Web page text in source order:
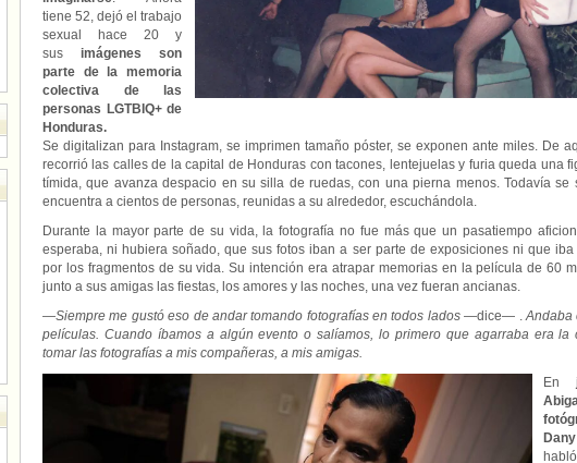
tiene 52, dejó el trabajo
sexual hace 20 y
sus imágenes son
parte de la memoria
colectiva de las
personas LGTBIQ+ de
Honduras.
Se digitalizan para Instagram, se imprimen tamaño póster, se exponen ante miles. De
recorrió las calles de la capital de Honduras con tacones, lentejuelas y furia queda una
tímida, que avanza despacio en su silla de ruedas, con una pierna menos. Todavía se
encuentra a cientos de personas, reunidas a su alrededor, escuchándola.
Durante la mayor parte de su vida, la fotografía no fue más que un pasatiempo
esperaba, ni hubiera soñado, que sus fotos iban a ser parte de exposiciones ni que
por los fragmentos de su vida. Su intención era atrapar memorias en la película de 60
junto a sus amigas las fiestas, los amores y las noches, una vez fueran ancianas.
—Siempre me gustó eso de andar tomando fotografías en todos lados—dice— .Andaba
películas. Cuando íbamos a algún evento o salíamos, lo primero que agarraba era la
tomar las fotografías a mis compañeras, a mis amigas.
En